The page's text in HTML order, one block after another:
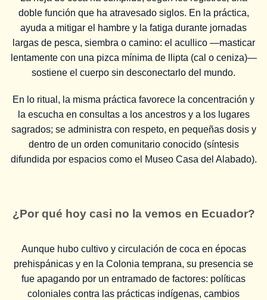
doble función que ha atravesado siglos. En la práctica,
ayuda a mitigar el hambre y la fatiga durante jornadas
largas de pesca, siembra o camino: el acullico —masticar
lentamente con una pizca mínima de llipta (cal o ceniza)—
sostiene el cuerpo sin desconectarlo del mundo.
En lo ritual, la misma práctica favorece la concentración y
la escucha en consultas a los ancestros y a los lugares
sagrados; se administra con respeto, en pequeñas dosis y
dentro de un orden comunitario conocido (síntesis
difundida por espacios como el Museo Casa del Alabado).
¿Por qué hoy casi no la vemos en Ecuador?
Aunque hubo cultivo y circulación de coca en épocas
prehispánicas y en la Colonia temprana, su presencia se
fue apagando por un entramado de factores: políticas
coloniales contra las prácticas indígenas, cambios